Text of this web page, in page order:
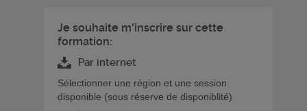
Je souhaite m'inscrire sur cette
formation:
Par internet
Sélectionner une région et une session
disponible (sous réserve de disponiblité)